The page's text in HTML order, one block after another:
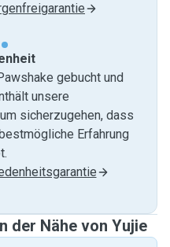
gebucht und
unsere
sicherzugehen, dass
Erfahrung
der Nähe von Yujie